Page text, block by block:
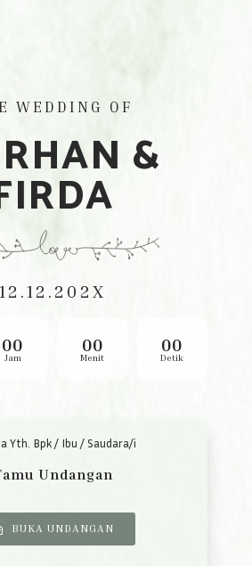
WEDDING OF
&
12.12.202X
00
Jam
00
Menit
00
Detik
Yth. Bpk / Ibu / Saudara/i
Undangan
BUKA UNDANGAN